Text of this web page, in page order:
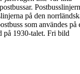
postbussar.
på den
som användes på
på 1930-talet. Fri bild